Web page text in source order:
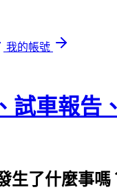
我的帳號
試車報告
生了什麼事嗎